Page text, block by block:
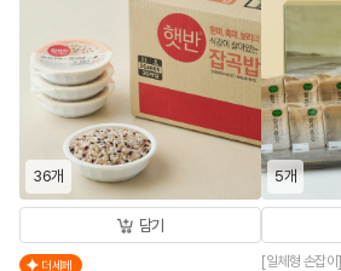
36개
담기
더세페
5개
[일체형 손잡이]